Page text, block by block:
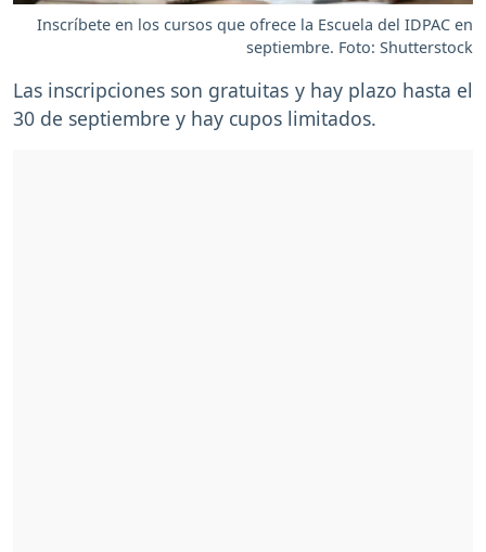
Inscríbete en los cursos que ofrece la Escuela del IDPAC en
septiembre. Foto: Shutterstock
Las inscripciones son gratuitas y hay plazo hasta el
30 de septiembre y hay cupos limitados.